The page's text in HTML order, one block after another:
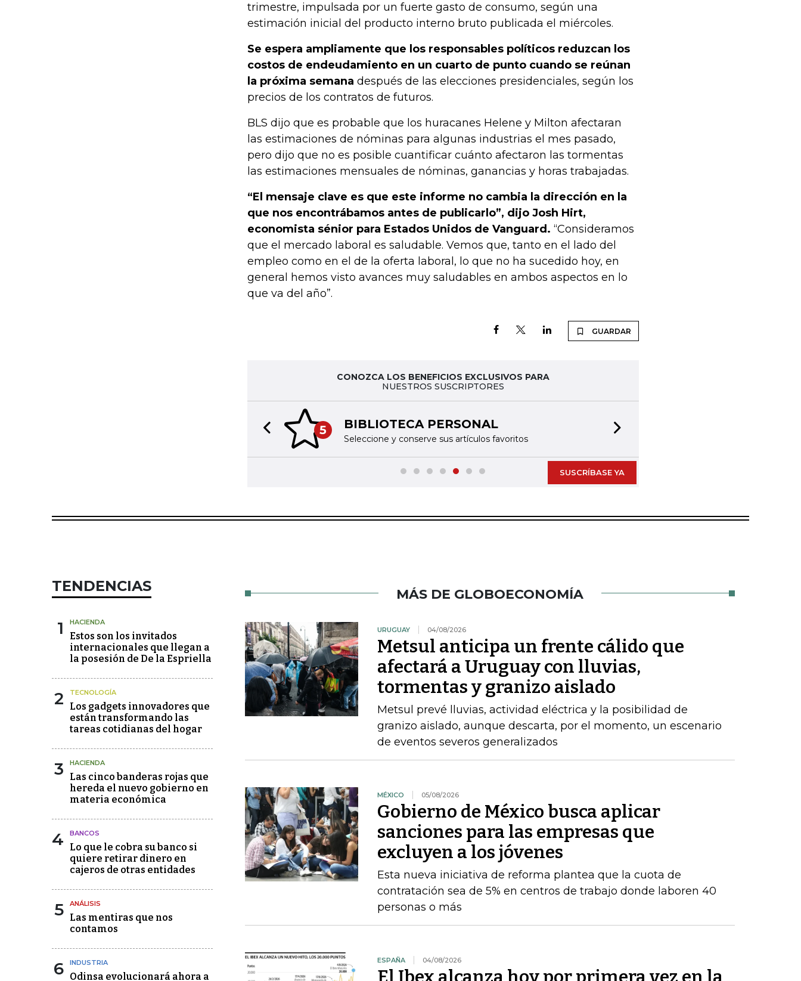
trimestre, impulsada por un fuerte gasto de consumo, según una
estimación inicial del producto interno bruto publicada el miércoles.
Se espera ampliamente que los responsables políticos reduzcan los
costos de endeudamiento en un cuarto de punto cuando se reúnan
la próxima semana después de las elecciones presidenciales, según los
precios de los contratos de futuros.
BLS dijo que es probable que los huracanes Helene y Milton afectaran
las estimaciones de nóminas para algunas industrias el mes pasado,
pero dijo que no es posible cuantificar cuánto afectaron las tormentas
las estimaciones mensuales de nóminas, ganancias y horas trabajadas.
“El mensaje clave es que este informe no cambia la dirección en la
que nos encontrábamos antes de publicarlo”, dijo Josh Hirt,
economista sénior para Estados Unidos de Vanguard. “Consideramos
que el mercado laboral es saludable. Vemos que, tanto en el lado del
empleo como en el de la oferta laboral, lo que no ha sucedido hoy, en
general hemos visto avances muy saludables en ambos aspectos en lo
que va del año”.
GUARDAR
CONOZCA LOS BENEFICIOS EXCLUSIVOS PARA
NUESTROS SUSCRIPTORES
5 BIBLIOTECA PERSONAL
Seleccione y conserve sus artículos favoritos
Previous slide
SUSCRÍBASE YA
TENDENCIAS
1 HACIENDA
Estos son los invitados
internacionales que llegan a
la posesión de De la Espriella
2 TECNOLOGÍA
Los gadgets innovadores que
están transformando las
tareas cotidianas del hogar
3 HACIENDA
Las cinco banderas rojas que
hereda el nuevo gobierno en
materia económica
4 BANCOS
Lo que le cobra su banco si
quiere retirar dinero en
cajeros de otras entidades
5 ANÁLISIS
Las mentiras que nos
contamos
6 INDUSTRIA
Odinsa evolucionará ahora a
MÁS DE GLOBOECONOMÍA
URUGUAY 04/08/2026
Metsul anticipa un frente cálido que
afectará a Uruguay con lluvias,
tormentas y granizo aislado
Metsul prevé lluvias, actividad eléctrica y la posibilidad de
granizo aislado, aunque descarta, por el momento, un escenario
de eventos severos generalizados
MÉXICO 05/08/2026
Gobierno de México busca aplicar
sanciones para las empresas que
excluyen a los jóvenes
Esta nueva iniciativa de reforma plantea que la cuota de
contratación sea de 5% en centros de trabajo donde laboren 40
personas o más
ESPAÑA 04/08/2026